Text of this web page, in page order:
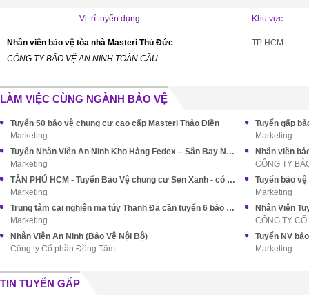
Vị trí tuyển dụng Khu vực
Nhân viên bảo vệ tòa nhà Masteri Thủ Đức
CÔNG TY BẢO VỆ AN NINH TOÀN CẦU
TP HCM
LÀM VIỆC CÙNG NGÀNH BẢO VỆ
Tuyển 50 bảo vệ chung cư cao cấp Masteri Thảo Điền
Marketing
Tuyển gấp
Marketing
Tuyển Nhân Viên An Ninh Kho Hàng Fedex – Sân Bay Nội Bài
Marketing
Nhân viên
CÔNG TY
TÂN PHÚ HCM - Tuyển Bảo Vệ chung cư Sen Xanh - có nhà đội Free
Marketing
Marketing
Trung tâm cai nghiện ma túy Thanh Đa cần tuyển 6 bảo vệ Nam Nữ
Marketing
Nhân Viên
CÔNG TY
Nhân Viên An Ninh (Bảo Vệ Nội Bộ)
Công ty Cổ phần Đồng Tâm
Tuyển NV
Marketing
TIN TUYỂN GẤP